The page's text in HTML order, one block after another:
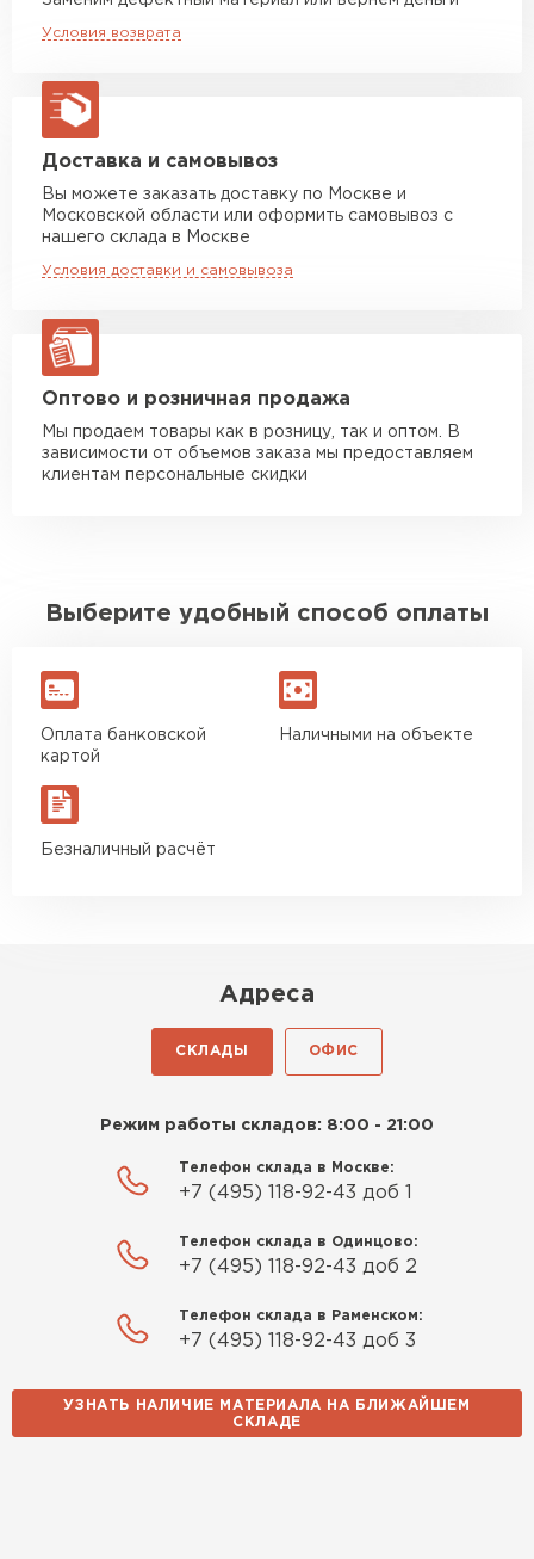
макс. длина груза 13,5 м
Манипулятор до 5 тн
макс. длина груза 6 м
Манипулятор до 10 тн
макс. длина груза 8 м
Манипулятор до 20 тн
Условия возврата
Доставка и самовывоз
Вы можете заказать доставку по Москве и
Московской области или оформить самовывоз с
нашего склада в Москве
Условия доставки и самовывоза
Оптово и розничная продажа
Мы продаем товары как в розницу, так и оптом. В
зависимости от объемов заказа мы предоставляем
клиентам персональные скидки
Выберите удобный способ оплаты
Оплата банковской
картой
Наличными на объекте
Безналичный расчёт
Адреса
СКЛАДЫ ОФИС
Режим работы складов: 8:00 - 21:00
Телефон склада в Москве:
+7 (495) 118-92-43 доб 1
Телефон склада в Одинцово:
+7 (495) 118-92-43 доб 2
Телефон склада в Раменском:
+7 (495) 118-92-43 доб 3
УЗНАТЬ НАЛИЧИЕ МАТЕРИАЛА НА БЛИЖАЙШЕМ
СКЛАДЕ